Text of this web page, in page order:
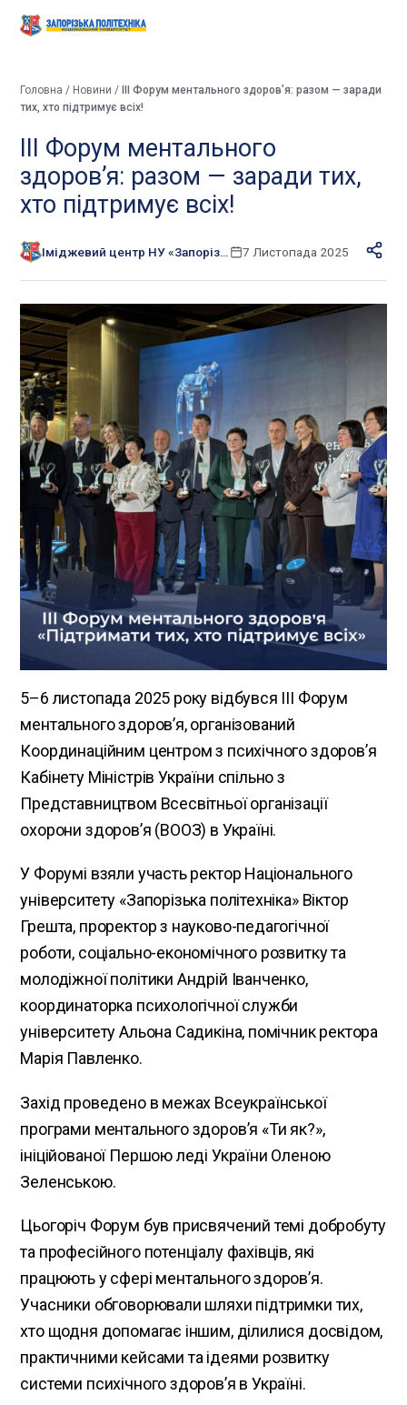
Головна / Новини /
III Форум ментального здоров’я: разом — заради
тих, хто підтримує всіх!
III Форум ментального
здоров’я: разом — заради тих,
хто підтримує всіх!
Іміджевий центр НУ «Запорізька політехніка» 7 Листопада 2025
5–6 листопада 2025 року відбувся III Форум
ментального здоров’я, організований
Координаційним центром з психічного здоров’я
Кабінету Міністрів України спільно з
Представництвом Всесвітньої організації
охорони здоров’я (ВООЗ) в Україні.
У Форумі взяли участь ректор Національного
університету «Запорізька політехніка» Віктор
Грешта, проректор з науково-педагогічної
роботи, соціально-економічного розвитку та
молодіжної політики Андрій Іванченко,
координаторка психологічної служби
університету Альона Садикіна, помічник ректора
Марія Павленко.
Захід проведено в межах Всеукраїнської
програми ментального здоров’я «Ти як?»,
ініційованої Першою леді України Оленою
Зеленською.
Цьогоріч Форум був присвячений темі добробуту
та професійного потенціалу фахівців, які
працюють у сфері ментального здоров’я.
Учасники обговорювали шляхи підтримки тих,
хто щодня допомагає іншим, ділилися досвідом,
практичними кейсами та ідеями розвитку
системи психічного здоров’я в Україні.